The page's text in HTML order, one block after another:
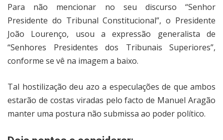
Para não mencionar no seu discurso “Senhor
Presidente do Tribunal Constitucional”, o Presidente
João Lourenço, usou a expressão generalista de
“Senhores Presidentes dos Tribunais Superiores”,
conforme se vê na imagem a baixo.
Tal hostilização deu azo a especulações de que ambos
estarão de costas viradas pelo facto de Manuel Aragão
manter uma postura não submissa ao poder político.